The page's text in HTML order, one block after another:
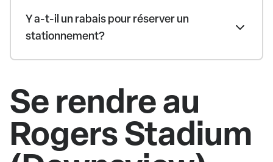
Y a-t-il un rabais pour réserver un
stationnement?
Se rendre au
Rogers Stadium